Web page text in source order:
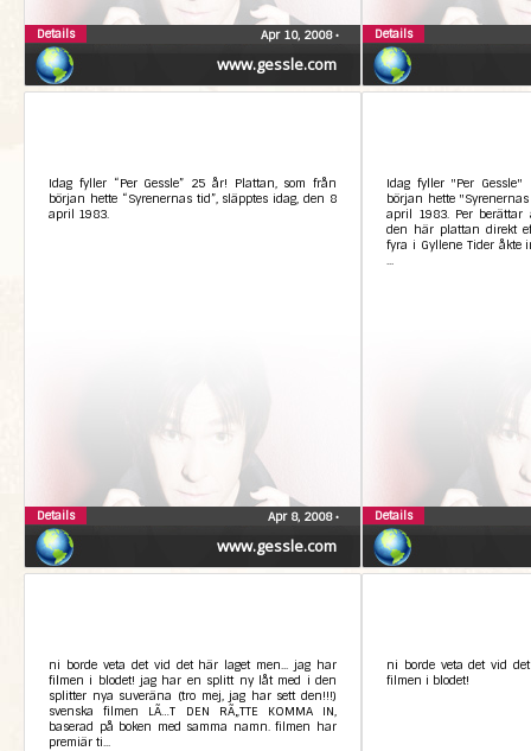
www.gessle.com
Apr 10, 2008•
Details Details
www.gessle.com
Idag fyller “Per Gessle” 25 år! Plattan, som från
början hette “Syrenernas tid”, släpptes idag, den 8
april 1983.
Apr 8, 2008•
Details
Idag fyller "Per
början hette
april 1983. Per
den här plattan direkt
fyra i Gyllene Tider åkte
...
Details
ni borde veta det vid det här laget men... jag har
filmen i blodet! jag har en splitt ny låt med i den
splitter nya suveräna (tro mej, jag har sett den!!!)
svenska filmen LÃ…T DEN RÃ„TTE KOMMA IN,
baserad på boken med samma namn. filmen har
premiär ti...
ni borde veta det vid
filmen i blodet!